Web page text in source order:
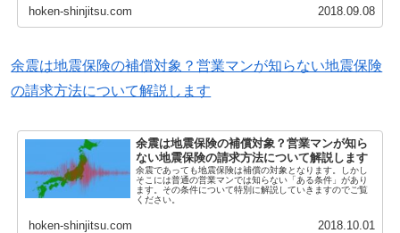
hoken-shinjitsu.com 2018.09.08
余震は地震保険の補償対象？営業マンが知らない地震保険
の請求方法について解説します
余震は地震保険の補償対象？営業マンが知ら
ない地震保険の請求方法について解説します
余震であっても地震保険は補償の対象となります。しかし
そこには普通の営業マンでは知らない「ある条件」があり
ます。その条件について特別に解説していきますのでご覧
ください。
hoken-shinjitsu.com 2018.10.01